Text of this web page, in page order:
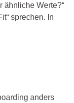
ähnliche Werte?“
sprechen. In
anders